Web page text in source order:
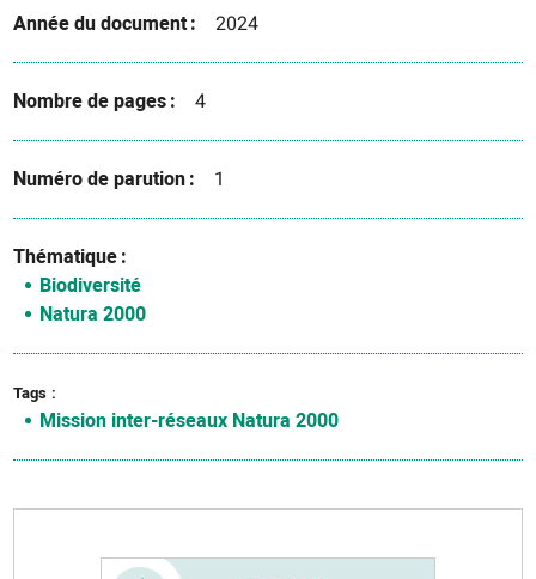
Année du document 2024
Nombre de pages 4
Numéro de parution 1
Thématique
Biodiversité
Natura 2000
Tags
Mission inter-réseaux Natura 2000